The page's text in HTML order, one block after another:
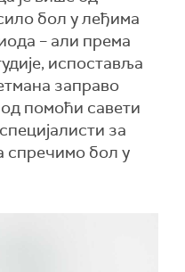
бол у леђима
– али према
испоставља
заправо
помоћи савети
за
спречимо бол у